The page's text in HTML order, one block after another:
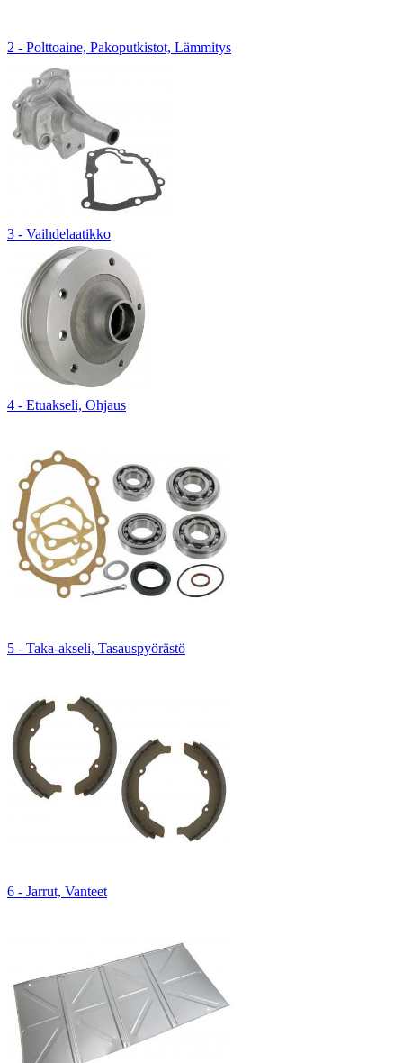
2 - Polttoaine, Pakoputkistot, Lämmitys
3 - Vaihdelaatikko
4 - Etuakseli, Ohjaus
5 - Taka-akseli, Tasauspyörästö
6 - Jarrut, Vanteet